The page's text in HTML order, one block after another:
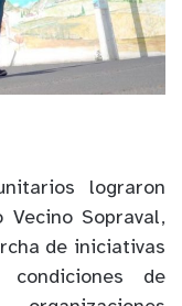
lograron
Sopraval,
de iniciativas
de